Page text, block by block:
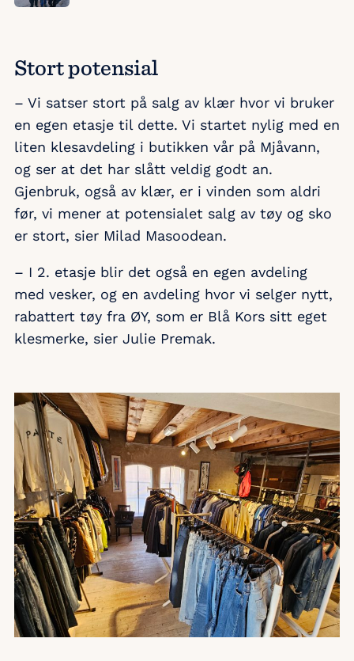
Stort potensial
– Vi satser stort på salg av klær hvor vi bruker
en egen etasje til dette. Vi startet nylig med en
liten klesavdeling i butikken vår på Mjåvann,
og ser at det har slått veldig godt an.
Gjenbruk, også av klær, er i vinden som aldri
før, vi mener at potensialet salg av tøy og sko
er stort, sier Milad Masoodean.
– I 2. etasje blir det også en egen avdeling
med vesker, og en avdeling hvor vi selger nytt,
rabattert tøy fra ØY, som er Blå Kors sitt eget
klesmerke, sier Julie Premak.